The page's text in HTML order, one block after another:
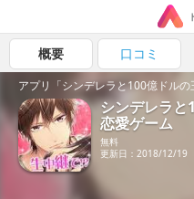
概要 口コミ
シンデレラと
恋愛ゲーム
無料
更新日：2018/12/19